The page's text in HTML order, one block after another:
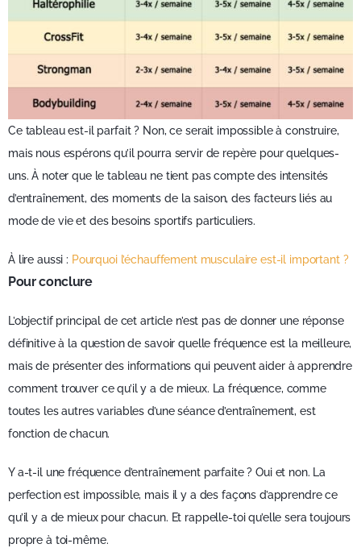
Ce tableau est-il parfait ? Non, ce serait impossible à construire,
mais nous espérons qu’il pourra servir de repère pour quelques-
uns. À noter que le tableau ne tient pas compte des intensités
d’entraînement, des moments de la saison, des facteurs liés au
mode de vie et des besoins sportifs particuliers.
À lire aussi : Pourquoi l’échauffement musculaire est-il important ?
Pour conclure
L’objectif principal de cet article n’est pas de donner une réponse
définitive à la question de savoir quelle fréquence est la meilleure,
mais de présenter des informations qui peuvent aider à apprendre
comment trouver ce qu’il y a de mieux. La fréquence, comme
toutes les autres variables d’une séance d’entraînement, est
fonction de chacun.
Y a-t-il une fréquence d’entraînement parfaite ? Oui et non. La
perfection est impossible, mais il y a des façons d’apprendre ce
qu’il y a de mieux pour chacun. Et rappelle-toi qu’elle sera toujours
propre à toi-même.